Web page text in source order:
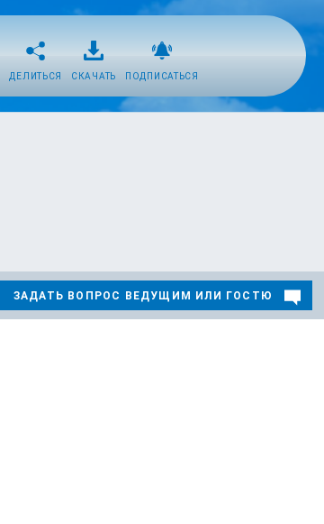
ДЕЛИТЬСЯ СКАЧАТЬ ПОДПИСАТЬСЯ
ЗАДАТЬ ВОПРОС ВЕДУЩИМ ИЛИ ГОСТЮ